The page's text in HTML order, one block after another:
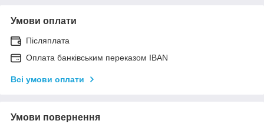
Умови оплати
Післяплата
Оплата банківським переказом IBAN
Всі умови оплати
Умови повернення